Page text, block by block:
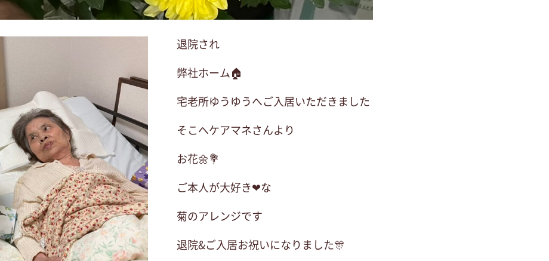
退院され
弊社ホーム🏠
宅老所ゆうゆうへご入居いただきました
そこへケアマネさんより
お花🌼💐
ご本人が大好き❤な
菊のアレンジです
退院&ご入居お祝いになりました🎊